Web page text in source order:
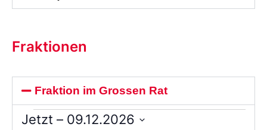
Fraktionen
Fraktion im Grossen Rat
Jetzt – 09.12.2026